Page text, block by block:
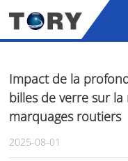
Impact de la
billes de verre sur
marquages routiers
2025-08-01